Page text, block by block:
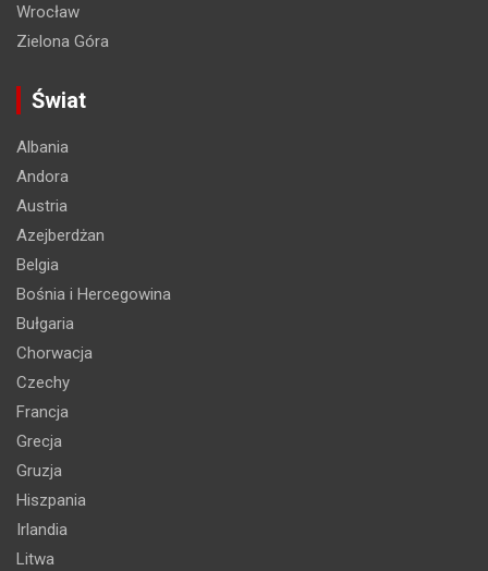
Wrocław
Zielona Góra
Świat
Albania
Andora
Austria
Azejberdżan
Belgia
Bośnia i Hercegowina
Bułgaria
Chorwacja
Czechy
Francja
Grecja
Gruzja
Hiszpania
Irlandia
Litwa